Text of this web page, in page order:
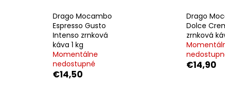
Drago Mocambo
Espresso Gusto
Intenso zrnková
káva 1 kg
Momentálne
nedostupné
€14,50
Drago
Dolce
zrnková
€14,90